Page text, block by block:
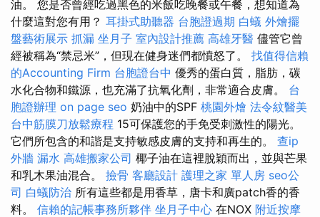
油。 您是否曾經吃過黑色的米飯吃晚餐或午餐，想知道為
什麼這對您有用？ 耳掛式助聽器 台胞證過期 白蟻 外燴擺
盤藝術展示 抓漏 坐月子 室內設計推薦 高雄牙醫 儘管它曾
經被稱為“禁忌米”，但現在健身迷們都憤怒了。 找值得信賴
的Accounting Firm 台胞證台中 優秀的蛋白質，脂肪，碳
水化合物和鐵源，也充滿了抗氧化劑，非常適合皮膚。 台
胞證辦理 on page seo 奶油中的SPF 桃園外燴 法令紋醫美
台中筋膜刀放鬆療程 15可保護您的手免受刺激性的陽光。
它們所包含的和諧是支持敏感皮膚的支持和再生的。 查ip
外牆 漏水 高雄搬家公司 椰子油在這裡脫穎而出，並與芒果
和乳木果油混合。 撿骨 客廳設計 護理之家 單人房 seo公
司 白蟻防治 所有這些都是用香草，唐卡和廣patch香的香
料。 信賴的記帳事務所夥伴 坐月子中心 在NOX 附近按摩